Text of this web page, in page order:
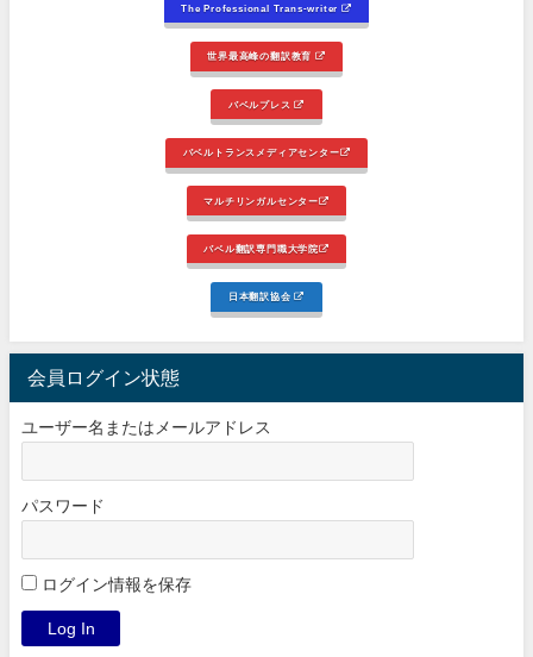
The Professional Trans-writer
世界最高峰の翻訳教育
バベルプレス
バベルトランスメディアセンター
マルチリンガルセンター
バベル翻訳専門職大学院
日本翻訳協会
会員ログイン状態
ユーザー名またはメールアドレス
パスワード
ログイン情報を保存